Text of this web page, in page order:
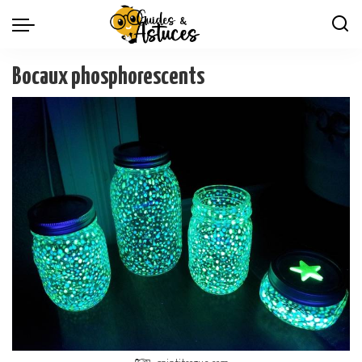
Bocaux phosphorescents